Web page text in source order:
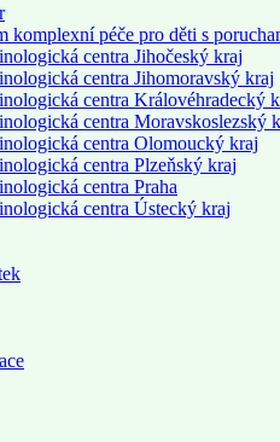
komplexní péče pro děti s
centra Jihočeský kraj
centra Jihomoravský kraj
centra Královéhradecký
centra Moravskoslezský
centra Olomoucký kraj
centra Plzeňský kraj
centra Praha
centra Ústecký kraj